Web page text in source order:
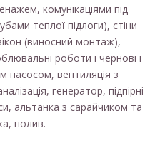
комунікаціями під
теплої підлоги), стіни
(виносний монтаж),
роботи і чернові і
насосом, вентиляція з
генератор, підпірні
альтанка з сарайчиком та
полив.